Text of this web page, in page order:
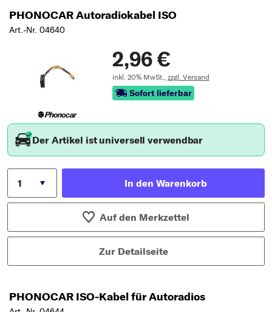
PHONOCAR Autoradiokabel ISO
Art.-Nr. 04640
2,96 €
inkl. 20% MwSt., zzgl. Versand
Sofort lieferbar
Der Artikel ist universell verwendbar
In den Warenkorb
Auf den Merkzettel
Zur Detailseite
PHONOCAR ISO-Kabel für Autoradios